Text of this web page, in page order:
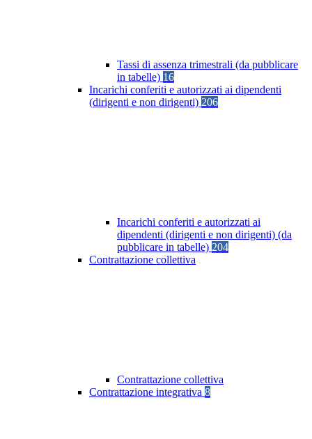
Tassi di assenza trimestrali (da pubblicare
in tabelle) 16
Incarichi conferiti e autorizzati ai dipendenti
(dirigenti e non dirigenti) 206
Incarichi conferiti e autorizzati ai
dipendenti (dirigenti e non dirigenti) (da
pubblicare in tabelle) 204
Contrattazione collettiva
Contrattazione collettiva
Contrattazione integrativa 8